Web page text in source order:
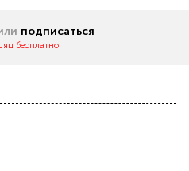
подписаться
бесплатно